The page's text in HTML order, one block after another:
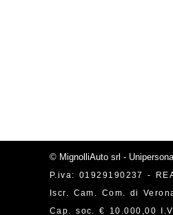
© MignolliAuto srl -
P.iva: 01929190237 -
Iscr. Cam. Com. di
Cap. soc. € 10.000,00